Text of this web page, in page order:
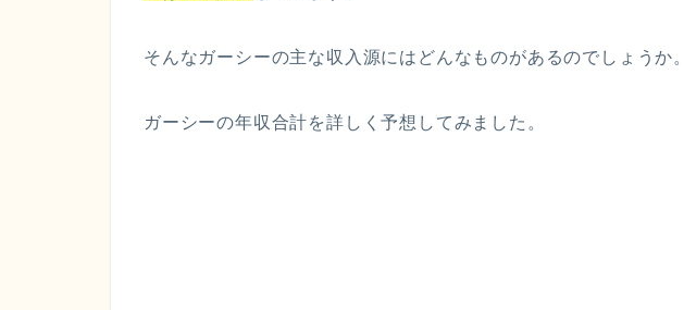
そんなガーシーの主な収入源にはどんなものがあるのでしょうか。
ガーシーの年収合計を詳しく予想してみました。